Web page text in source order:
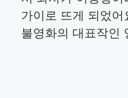
가이로 뜨게 되었
불영화의 대표작인